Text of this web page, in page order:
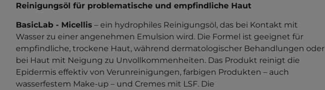
Reinigungsöl für problematische und empfindliche Haut
BasicLab - Micellis – ein hydrophiles Reinigungsöl, das bei Kontakt mit
Wasser zu einer angenehmen Emulsion wird. Die Formel ist geeignet für
empfindliche, trockene Haut, während dermatologischer Behandlungen oder
bei Haut mit Neigung zu Unvollkommenheiten. Das Produkt reinigt die
Epidermis effektiv von Verunreinigungen, farbigen Produkten – auch
wasserfestem Make-up – und Cremes mit LSF. Die